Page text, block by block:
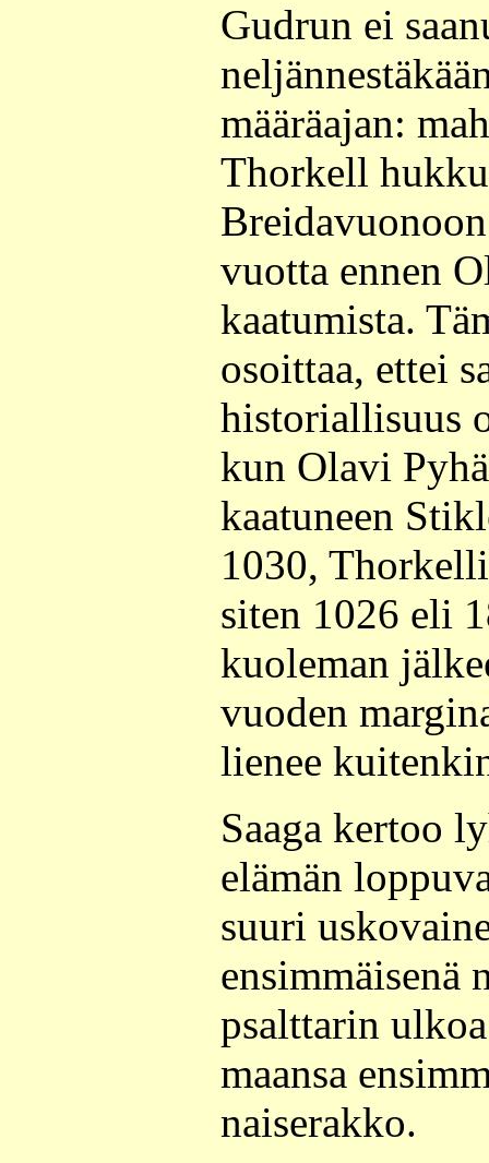
Gudrun ei
määräajan:
Thorkell
vuotta ennen
kaatumista.
osoittaa, ettei
historiallisuus
kun Olavi
kaatuneen
1030,
siten 1026 eli
kuoleman
vuoden
lienee
Saaga kertoo
elämän
suuri
ensimmäisenä
psalttarin
maansa
naiserakko.